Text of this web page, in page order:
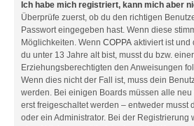
Ich habe mich registriert, kann mich aber
Überprüfe zuerst, ob du den richtigen
Passwort eingegeben hast. Wenn diese
Möglichkeiten. Wenn COPPA aktiviert ist und
du unter 13 Jahre alt bist, musst du bzw.
Erziehungsberechtigten den Anweisungen
Wenn dies nicht der Fall ist, muss dein
werden. Bei einigen Boards müssen alle
erst freigeschaltet werden – entweder musst
oder ein Administrator. Bei der Registrierung